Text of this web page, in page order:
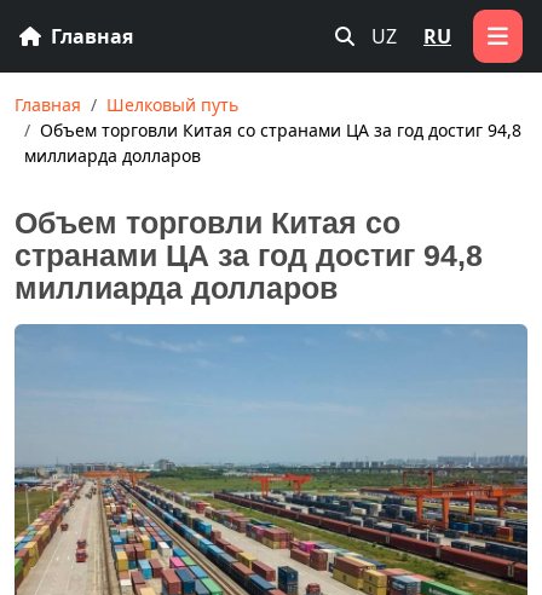
Главная UZ RU
Главная
Шелковый путь
Объем торговли Китая со странами ЦА за год достиг 94,8
миллиарда долларов
Объем торговли Китая со
странами ЦА за год достиг 94,8
миллиарда долларов